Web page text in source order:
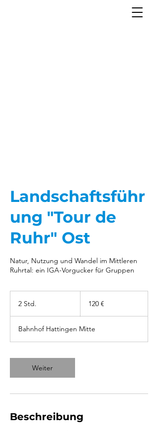
Landschaftsführ
ung "Tour de
Ruhr" Ost
Natur, Nutzung und Wandel im Mittleren
Ruhrtal: ein IGA-Vorgucker für Gruppen
2 Std.
d
.
120 €
Bahnhof Hattingen Mitte
Weiter
Beschreibung